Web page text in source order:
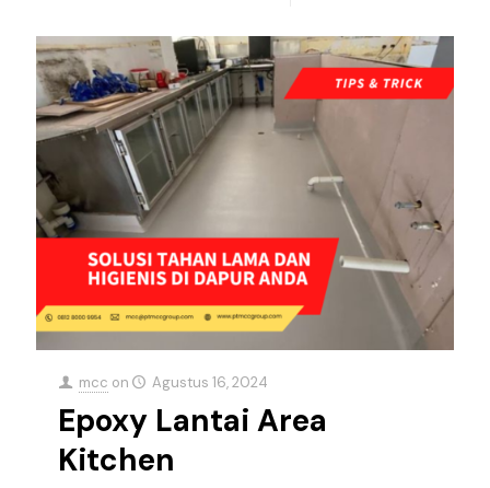
mcc on Agustus 16, 2024
Epoxy Lantai Area
Kitchen